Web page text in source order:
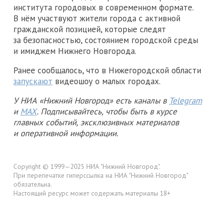
института городовых в современном формате.
В нём участвуют жители города с активной
гражданской позицией, которые следят
за безопасностью, состоянием городской среды
и имиджем Нижнего Новгорода.
Ранее сообщалось, что в Нижегородской области
запускают видеошоу о малых городах.
У НИА «Нижний Новгород» есть каналы в Telegram
и MAX. Подписывайтесь, чтобы быть в курсе
главных событий, эксклюзивных материалов
и оперативной информации.
Copyright © 1999—2025 НИА "Нижний Новгород".
При перепечатке гиперссылка на НИА "Нижний Новгород"
обязательна.
Настоящий ресурс может содержать материалы 18+